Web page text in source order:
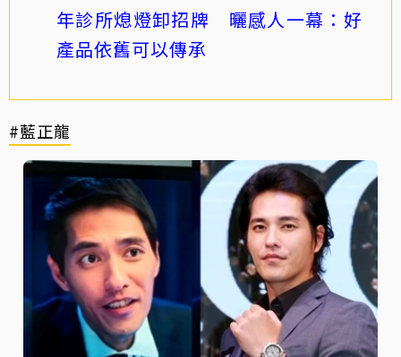
年診所熄燈卸招牌 曬感人一幕：好
產品依舊可以傳承
#藍正龍